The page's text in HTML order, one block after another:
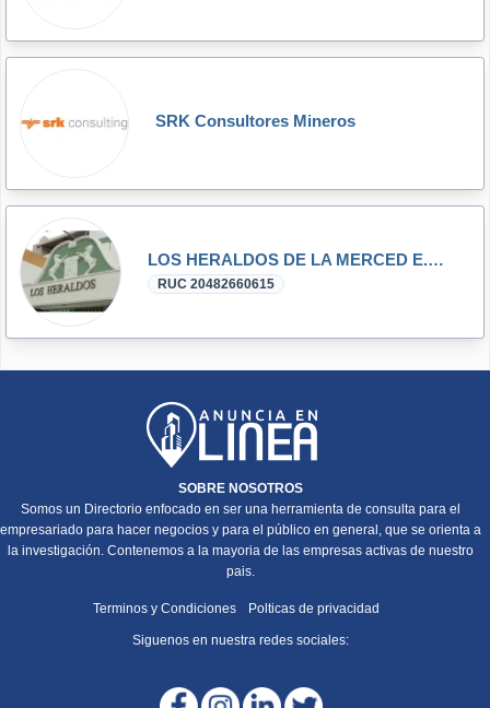
SRK Consultores Mineros
LOS HERALDOS DE LA MERCED E.I.R.L.
RUC 20482660615
SOBRE NOSOTROS
Somos un Directorio enfocado en ser una herramienta de consulta para el
empresariado para hacer negocios y para el público en general, que se orienta a
la investigación. Contenemos a la mayoria de las empresas activas de nuestro
pais.
Terminos y Condiciones Polticas de privacidad
Siguenos en nuestra redes sociales: